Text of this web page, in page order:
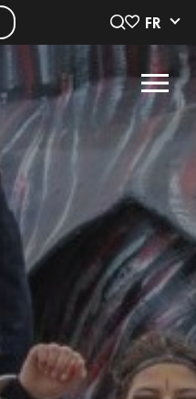
FR